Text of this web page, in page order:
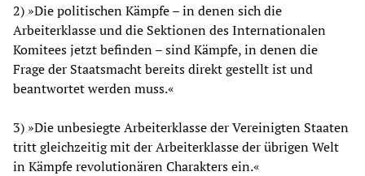
2) »Die politischen Kämpfe – in denen sich die
Arbeiterklasse und die Sektionen des Internationalen
Komitees jetzt befinden – sind Kämpfe, in denen die
Frage der Staatsmacht bereits direkt gestellt ist und
beantwortet werden muss.«
3) »Die unbesiegte Arbeiterklasse der Vereinigten Staaten
tritt gleichzeitig mit der Arbeiterklasse der übrigen Welt
in Kämpfe revolutionären Charakters ein.«